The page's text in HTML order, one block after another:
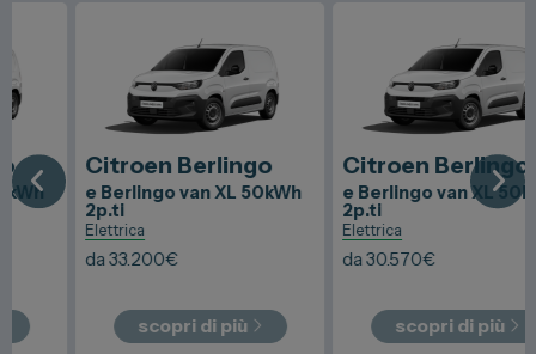
CitroenBerlingo
e Berlingo van XL 50kWh
2p.ti
33.200 €
scopri di più
CitroenBerlingo
e Berlingo van XL 50kWh
30.570 €
scopri di più